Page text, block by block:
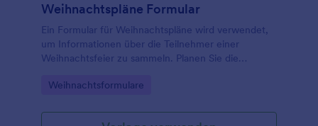
Weihnachtspläne Formular
Ein Formular für Weihnachtspläne wird verwendet,
um Informationen über die Teilnehmer einer
Weihnachtsfeier zu sammeln. Planen Sie die
Weihnachtsplanformular! Passen Sie das Formular
fügen Sie die Einladungsliste hinzu und betten Sie
Go to Category:
Weihnachtsformulare